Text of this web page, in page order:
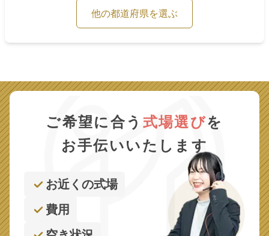
他の都道府県を選ぶ
ご希望に合う 式場選びを
お手伝いいたします
お近くの式場
費用